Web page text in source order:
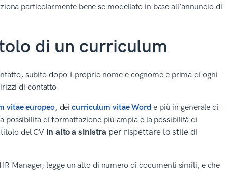
particolarmente bene se modellato in base all’annuncio di
di un curriculum
subito dopo il proprio nome e cognome e prima di ogni
di contatto.
vitae europeo, deicurriculum vitae Word e più in generale di
di formattazione più ampia e la possibilità di
del CV in alto a sinistra per rispettare lo stile di
Manager, legge un alto di numero di documenti simili, e che